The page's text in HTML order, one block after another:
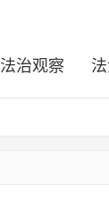
法治观察